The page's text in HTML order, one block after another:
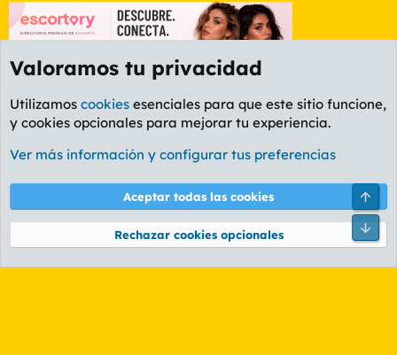
Foro General
Cookies
PL OLDSTYLE AMARILLO
Términos y reglas Política de privacidad Ayuda
Community platform by XenForo® © 2010-2026 XenForo Ltd.
Valoramos tu privacidad
Utilizamos cookies esenciales para que este sitio funcione,
y cookies opcionales para mejorar tu experiencia.
Ver más información y configurar tus preferencias
Aceptar todas las cookies
Rechazar cookies opcionales
Pie